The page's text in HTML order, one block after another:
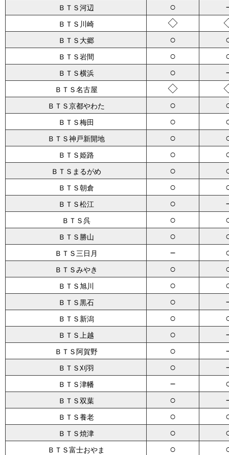
ＢＴＳ河辺 ○
ＢＴＳ川崎 ◇
ＢＴＳ大郷 ○
ＢＴＳ岩間 ○
ＢＴＳ横浜 ○
ＢＴＳ名古屋 ◇
ＢＴＳ京都やわた ○
ＢＴＳ梅田 ○
ＢＴＳ神戸新開地 ○
ＢＴＳ姫路 ○
ＢＴＳまるがめ ○
ＢＴＳ朝倉 ○
ＢＴＳ松江 ○
ＢＴＳ呉 ○
ＢＴＳ勝山 ○
ＢＴＳ三日月 －
ＢＴＳみやき ○
ＢＴＳ旭川 ○
ＢＴＳ黒石 ○
ＢＴＳ新潟 ○
ＢＴＳ上越 ○
ＢＴＳ阿賀野 ○
ＢＴＳ刈羽 ○
ＢＴＳ津幡 －
ＢＴＳ双葉 ○
ＢＴＳ養老 ○
ＢＴＳ焼津 ○
ＢＴＳ富士おやま ○